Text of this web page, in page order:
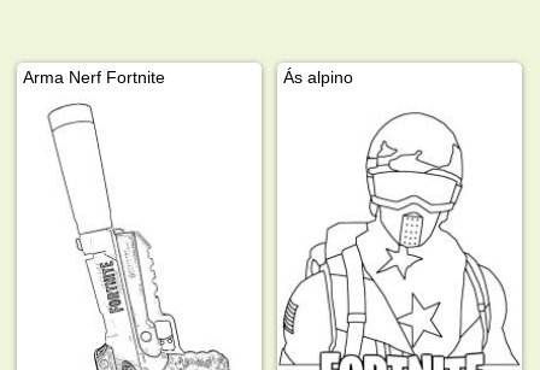
Arma Nerf Fortnite Ás alpino